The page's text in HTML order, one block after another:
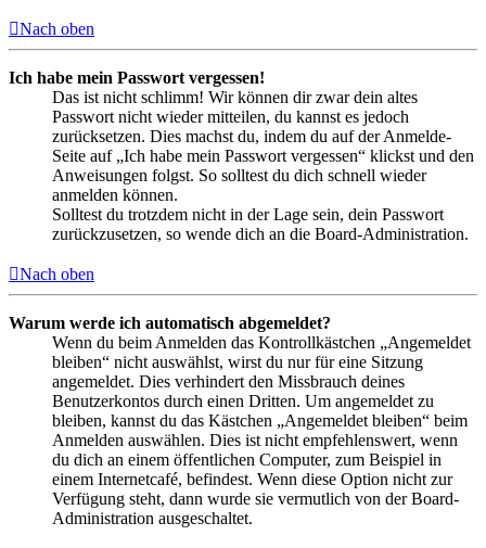
Nach oben
Ich habe mein Passwort vergessen!
Das ist nicht schlimm! Wir können dir zwar dein altes
Passwort nicht wieder mitteilen, du kannst es jedoch
zurücksetzen. Dies machst du, indem du auf der Anmelde-
Seite auf „Ich habe mein Passwort vergessen“ klickst und den
Anweisungen folgst. So solltest du dich schnell wieder
anmelden können.
Solltest du trotzdem nicht in der Lage sein, dein Passwort
zurückzusetzen, so wende dich an die Board-Administration.
Nach oben
Warum werde ich automatisch abgemeldet?
Wenn du beim Anmelden das Kontrollkästchen „Angemeldet
bleiben“ nicht auswählst, wirst du nur für eine Sitzung
angemeldet. Dies verhindert den Missbrauch deines
Benutzerkontos durch einen Dritten. Um angemeldet zu
bleiben, kannst du das Kästchen „Angemeldet bleiben“ beim
Anmelden auswählen. Dies ist nicht empfehlenswert, wenn
du dich an einem öffentlichen Computer, zum Beispiel in
einem Internetcafé, befindest. Wenn diese Option nicht zur
Verfügung steht, dann wurde sie vermutlich von der Board-
Administration ausgeschaltet.